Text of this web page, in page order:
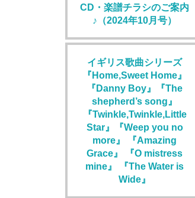
CD・楽譜チラシのご案内
♪（2024年10月号）
イギリス歌曲シリーズ
『Home,Sweet Home』
『Danny Boy』『The
shepherd’s song』
『Twinkle,Twinkle,Little
Star』『Weep you no
more』 『Amazing
Grace』 『O mistress
mine』 『The Water is
Wide』